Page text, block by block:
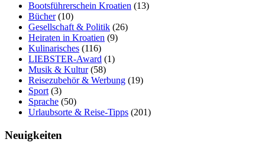
Bootsführerschein Kroatien (13)
Bücher(10)
Gesellschaft & Politik (26)
Heiraten in Kroatien (9)
Kulinarisches (116)
LIEBSTER-Award (1)
Musik & Kultur(58)
Reisezubehör & Werbung (19)
Sport (3)
Sprache (50)
Urlaubsorte & Reise-Tipps (201)
Neuigkeiten